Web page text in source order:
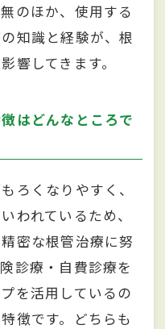
のほか、使用する
知識と経験が、根
響してきます。
はどんなところで
ろくなりやすく、
われているため、
密な根管治療に努
診療・自費診療を
を活用しているの
徴です。どちらも